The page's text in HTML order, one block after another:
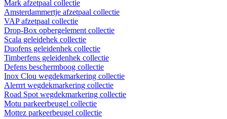
Mark afzetpaal collectie
Amsterdammertje afzetpaal collectie
VAP afzetpaal collectie
Drop-Box opbergelement collectie
Scala geleidehek collectie
Duofens geleidenhek collectie
Timberfens geleidenhek collectie
Defens beschermboog collectie
Inox Clou wegdekmarkering collectie
Alerrrt wegdekmarkering collectie
Road Spot wegdekmarkering collectie
Motu parkeerbeugel collectie
Mottez parkeerbeugel collectie